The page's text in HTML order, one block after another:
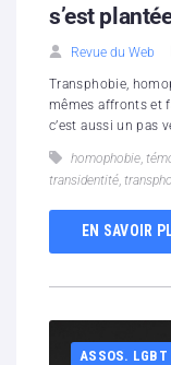
s’est
Revue du Web
Transphobie,
mêmes affronts et
c’est aussi un pas
homophobie,
transidentité,
EN SAVOIR
ASSOS. LGBT